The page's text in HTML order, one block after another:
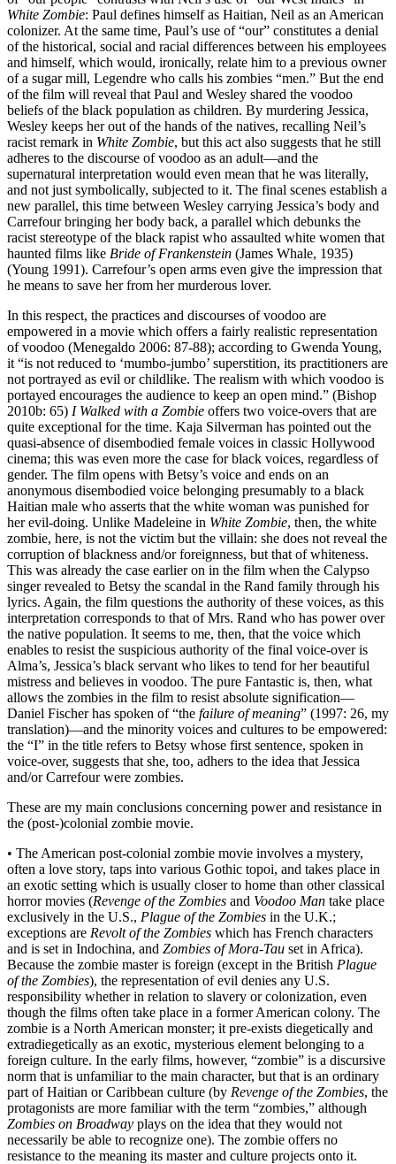
White Zombie: Paul defines himself as Haitian, Neil as an American
colonizer. At the same time, Paul’s use of “our” constitutes a denial
of the historical, social and racial differences between his employees
and himself, which would, ironically, relate him to a previous owner
of a sugar mill, Legendre who calls his zombies “men.” But the end
of the film will reveal that Paul and Wesley shared the voodoo
beliefs of the black population as children. By murdering Jessica,
Wesley keeps her out of the hands of the natives, recalling Neil’s
racist remark in White Zombie, but this act also suggests that he still
adheres to the discourse of voodoo as an adult—and the
supernatural interpretation would even mean that he was literally,
and not just symbolically, subjected to it. The final scenes establish a
new parallel, this time between Wesley carrying Jessica’s body and
Carrefour bringing her body back, a parallel which debunks the
racist stereotype of the black rapist who assaulted white women that
haunted films like Bride of Frankenstein (James Whale, 1935)
(Young 1991). Carrefour’s open arms even give the impression that
he means to save her from her murderous lover.
In this respect, the practices and discourses of voodoo are
empowered in a movie which offers a fairly realistic representation
of voodoo (Menegaldo 2006: 87-88); according to Gwenda Young,
it “is not reduced to ‘mumbo-jumbo’ superstition, its practitioners are
not portrayed as evil or childlike. The realism with which voodoo is
portayed encourages the audience to keep an open mind.” (Bishop
2010b: 65) I Walked with a Zombie offers two voice-overs that are
quite exceptional for the time. Kaja Silverman has pointed out the
quasi-absence of disembodied female voices in classic Hollywood
cinema; this was even more the case for black voices, regardless of
gender. The film opens with Betsy’s voice and ends on an
anonymous disembodied voice belonging presumably to a black
Haitian male who asserts that the white woman was punished for
her evil-doing. Unlike Madeleine in White Zombie, then, the white
zombie, here, is not the victim but the villain: she does not reveal the
corruption of blackness and/or foreignness, but that of whiteness.
This was already the case earlier on in the film when the Calypso
singer revealed to Betsy the scandal in the Rand family through his
lyrics. Again, the film questions the authority of these voices, as this
interpretation corresponds to that of Mrs. Rand who has power over
the native population. It seems to me, then, that the voice which
enables to resist the suspicious authority of the final voice-over is
Alma’s, Jessica’s black servant who likes to tend for her beautiful
mistress and believes in voodoo. The pure Fantastic is, then, what
allows the zombies in the film to resist absolute signification—
Daniel Fischer has spoken of “the failure of meaning” (1997: 26, my
translation)—and the minority voices and cultures to be empowered:
the “I” in the title refers to Betsy whose first sentence, spoken in
voice-over, suggests that she, too, adhers to the idea that Jessica
and/or Carrefour were zombies.
These are my main conclusions concerning power and resistance in
the (post-)colonial zombie movie.
• The American post-colonial zombie movie involves a mystery,
often a love story, taps into various Gothic topoi, and takes place in
an exotic setting which is usually closer to home than other classical
horror movies (Revenge of the Zombies and Voodoo Man take place
exclusively in the U.S., Plague of the Zombies in the U.K.;
exceptions are Revolt of the Zombies which has French characters
and is set in Indochina, and Zombies of Mora-Tau set in Africa).
Because the zombie master is foreign (except in the British Plague
of the Zombies), the representation of evil denies any U.S.
responsibility whether in relation to slavery or colonization, even
though the films often take place in a former American colony. The
zombie is a North American monster; it pre-exists diegetically and
extradiegetically as an exotic, mysterious element belonging to a
foreign culture. In the early films, however, “zombie” is a discursive
norm that is unfamiliar to the main character, but that is an ordinary
part of Haitian or Caribbean culture (by Revenge of the Zombies, the
protagonists are more familiar with the term “zombies,” although
Zombies on Broadway plays on the idea that they would not
necessarily be able to recognize one). The zombie offers no
resistance to the meaning its master and culture projects onto it.